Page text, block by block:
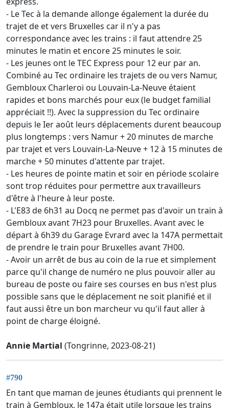
- Le Tec à la demande allonge également la durée du
trajet de et vers Bruxelles car il n'y a pas
correspondance avec les trains : il faut attendre 25
minutes le matin et encore 25 minutes le soir.
- Les jeunes ont le TEC Express pour 12 eur par an.
Combiné au Tec ordinaire les trajets de ou vers Namur,
Gembloux Charleroi ou Louvain-La-Neuve étaient
rapides et bons marchés pour eux (le budget familial
appréciait !!). Avec la suppression du Tec ordinaire
depuis le Ier août leurs déplacements durent beaucoup
plus longtemps : vers Namur + 20 minutes de marche
par trajet et vers Louvain-La-Neuve + 12 à 15 minutes de
marche + 50 minutes d'attente par trajet.
- Les heures de pointe matin et soir en période scolaire
sont trop réduites pour permettre aux travailleurs
d'être à l'heure à leur poste.
- L'E83 de 6h31 au Docq ne permet pas d'avoir un train à
Gembloux avant 7H23 pour Bruxelles. Avant avec le
départ à 6h39 du Garage Evrard avec la 147A permettait
de prendre le train pour Bruxelles avant 7H00.
- Avoir un arrêt de bus au coin de la rue et simplement
parce qu'il change de numéro ne plus pouvoir aller au
bureau de poste ou faire ses courses en bus n'est plus
possible sans que le déplacement ne soit planifié et il
faut aussi être un bon marcheur vu qu'il faut aller à
point de charge éloigné.
Annie Martial (Tongrinne, 2023-08-21)
#790
En tant que maman de jeunes étudiants qui prennent le
train à Gembloux, le 147a était utile lorsque les trains